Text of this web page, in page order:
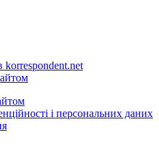
korrespondent.net
і персональних даних